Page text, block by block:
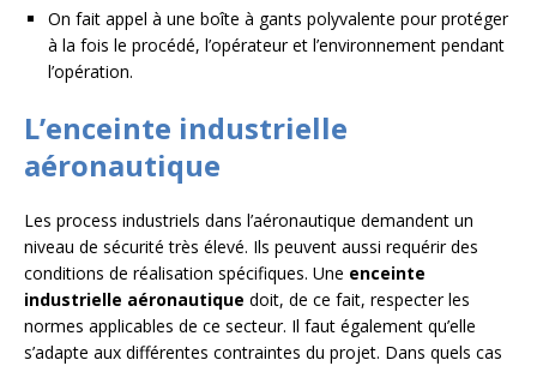
On fait appel à une boîte à gants polyvalente pour protéger
à la fois le procédé, l’opérateur et l’environnement pendant
l’opération.
L’enceinte industrielle
aéronautique
Les process industriels dans l’aéronautique demandent un
niveau de sécurité très élevé. Ils peuvent aussi requérir des
conditions de réalisation spécifiques. Une enceinte
industrielle aéronautique doit, de ce fait, respecter les
normes applicables de ce secteur. Il faut également qu’elle
s’adapte aux différentes contraintes du projet. Dans quels cas